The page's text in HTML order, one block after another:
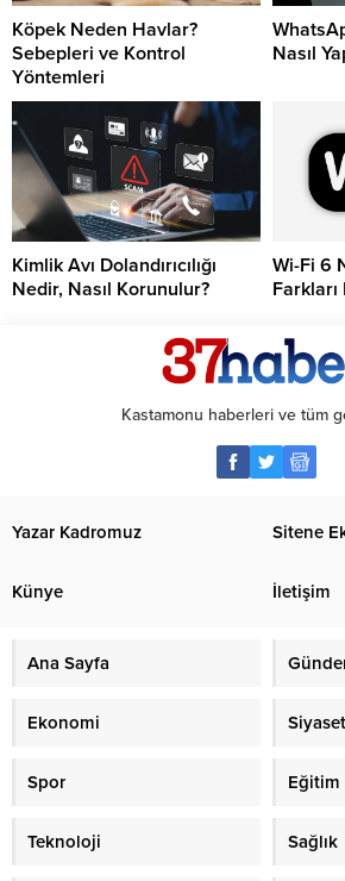
Köpek Neden Havlar?
Sebepleri ve Kontrol
Yöntemleri
Nasıl
Kimlik Avı Dolandırıcılığı
Nedir, Nasıl Korunulur?
Wi-Fi 6
Kastamonu haberleri ve tüm
Yazar Kadromuz Sitene
Künye İletişim
Ana Sayfa
Ekonomi Siyaset
Spor Eğitim
Teknoloji Sağlık